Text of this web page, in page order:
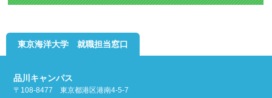
東京海洋大学 就職担当窓口
品川キャンパス
〒108-8477 東京都港区港南4-5-7